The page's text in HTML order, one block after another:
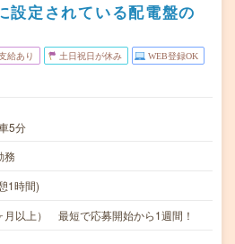
設定されている配電盤の
給あり 土日祝日が休み WEB登録OK
5分
務
1時間)
月以上） 最短で応募開始から1週間！